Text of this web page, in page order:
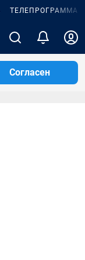
ТЕЛЕПРОГРАММА
Согласен